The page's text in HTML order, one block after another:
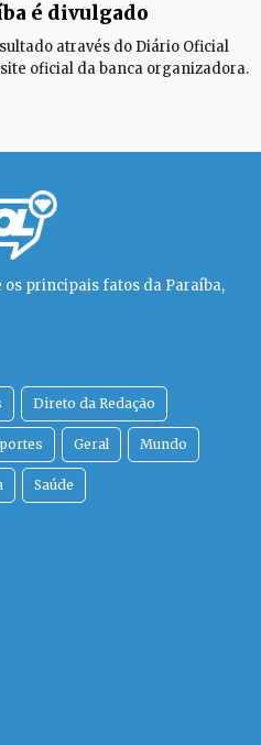
é divulgado
através do Diário Oficial
oficial da banca organizadora.
principais fatos da Paraíba,
Direto da Redação
Geral Mundo
Saúde